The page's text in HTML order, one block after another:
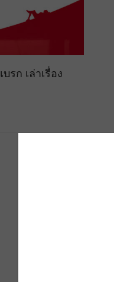
รก เล่าเรื่อง